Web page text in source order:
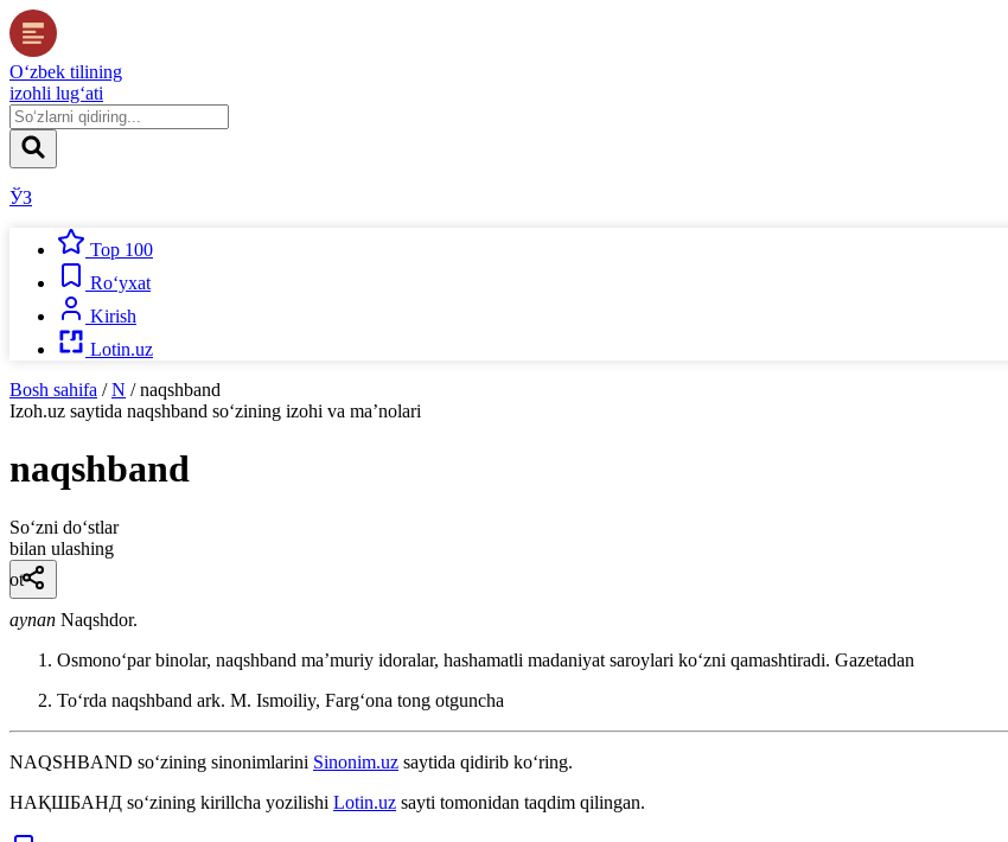
O‘zbek tilining
izohli lug‘ati
ЎЗ
Top 100
Ro‘yxat
Kirish
Lotin.uz
Bosh sahifa / N / naqshband
Izoh.uz saytida naqshband so‘zining izohi va ma’nolari
naqshband
So‘zni do‘stlar
bilan ulashing
ot
aynan Naqshdor.
Osmonoʻpar binolar, naqshband maʼmuriy idoralar, hashamatli madaniyat saroylari koʻzni qamashtiradi. Gazetadan
Toʻrda naqshband ark. M. Ismoiliy, Fargʻona tong otguncha
NAQSHBAND so‘zining sinonimlarini Sinonim.uz saytida qidirib ko‘ring.
НАҚШБАНД so‘zining kirillcha yozilishi Lotin.uz sayti tomonidan taqdim qilingan.